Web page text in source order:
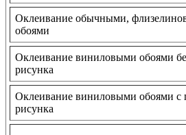
Оклеивание обычными,
обоями
Оклеивание виниловыми обоями
рисунка
Оклеивание виниловыми обоями с
рисунка